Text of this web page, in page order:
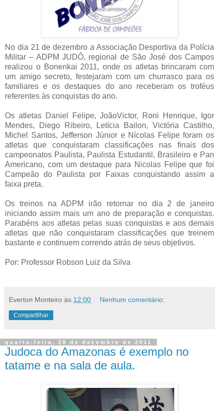
No dia 21 de dezembro a Associação Desportiva da Polícia
Militar – ADPM JUDÔ, regional de São José dos Campos
realizou o Bonenkai 2011, onde os atletas brincaram com
um amigo secreto, festejaram com um churrasco para os
familiares e os destaques do ano receberam os troféus
referentes às conquistas do ano.
Os atletas Daniel Felipe, JoãoVictor, Roni Henrique, Igor
Mendes, Diego Ribeiro, Letícia Bailon, Victória Castilho,
Michel Santos, Jefferson Júnior e Nícolas Felipe foram os
atletas que conquistaram classificações nas finais dos
campeonatos Paulista, Paulista Estudantil, Brasileiro e Pan
Americano, com um destaque para Nicolas Felipe que foi
Campeão do Paulista por Faixas conquistando assim a
faixa preta.
Os treinos na ADPM irão retornar no dia 2 de janeiro
iniciando assim mais um ano de preparação e conquistas.
Parabéns aos atletas pelas suas conquistas e aos demais
atletas que não conquistaram classificações que treinem
bastante e continuem correndo atrás de seus objetivos.
Por: Professor Robson Luiz da Silva
Everton Monteiro às 12:00 Nenhum comentário:
Compartilhar
quarta-feira, 28 de dezembro de 2011
Judoca do Amazonas é exemplo no
tatame e na sala de aula.